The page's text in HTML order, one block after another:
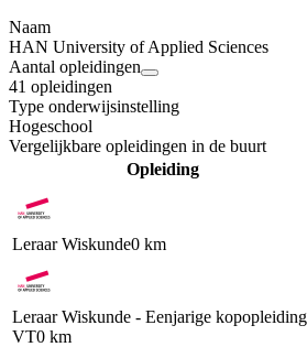
Naam
HAN University of Applied Sciences
Aantal opleidingen
41 opleidingen
Type onderwijsinstelling
Hogeschool
Vergelijkbare opleidingen in de buurt
Opleiding
Leraar Wiskunde0 km
Leraar Wiskunde - Eenjarige kopopleiding
VT0 km